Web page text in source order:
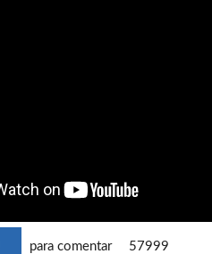
para comentar 57999